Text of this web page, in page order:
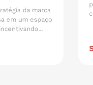
da marca
em um espaço